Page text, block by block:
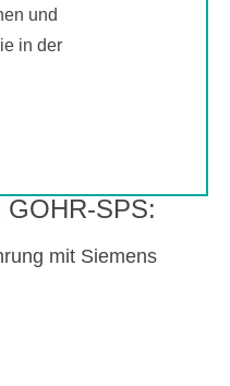
und
in der
GOHR-SPS:
mit Siemens